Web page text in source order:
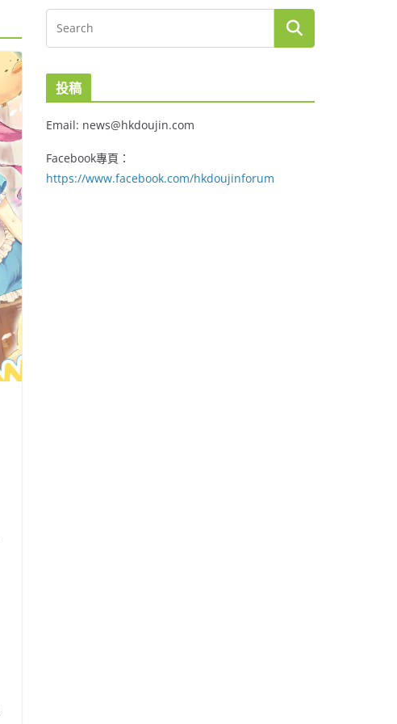
投稿
Email: news@hkdoujin.com
Facebook專頁：
https://www.facebook.com/hkdoujinforum